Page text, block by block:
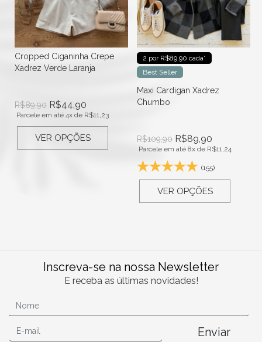
Cropped Ciganinha Crepe
Xadrez Verde Laranja
R$89,90 R$44,90
Parcele em até 4x de R$11,23
VER OPÇÕES
2 por R$89.90 cada*
Best Seller
Maxi Cardigan Xadrez
Chumbo
R$109,90 R$89,90
Parcele em até 8x de R$11,24
(155)
VER OPÇÕES
Inscreva-se na nossa Newsletter
E receba as últimas novidades!
Enviar